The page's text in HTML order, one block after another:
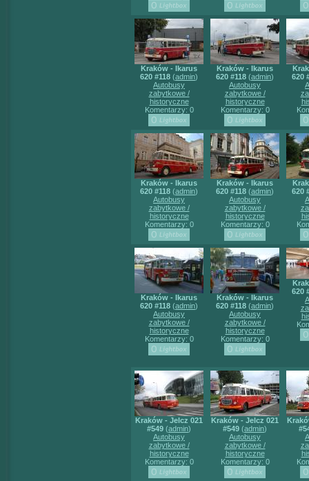
Kraków - Ikarus
620 #118 (admin)
Autobusy
zabytkowe /
historyczne
Komentarzy: 0
Kraków - Ikarus
620 #118 (admin)
Autobusy
zabytkowe /
historyczne
Komentarzy: 0
620
Kraków - Ikarus
620 #118 (admin)
Autobusy
zabytkowe /
historyczne
Komentarzy: 0
Kraków - Ikarus
620 #118 (admin)
Autobusy
zabytkowe /
historyczne
Komentarzy: 0
620
Kraków - Ikarus
620 #118 (admin)
Autobusy
zabytkowe /
historyczne
Komentarzy: 0
Kraków - Ikarus
620 #118 (admin)
Autobusy
zabytkowe /
historyczne
Komentarzy: 0
620
Kraków - Jelcz 021
#549 (admin)
Autobusy
zabytkowe /
historyczne
Komentarzy: 0
Kraków - Jelcz 021
#549 (admin)
Autobusy
zabytkowe /
historyczne
Komentarzy: 0